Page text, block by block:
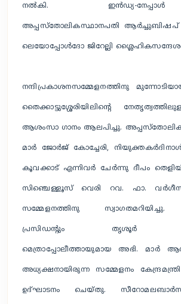
നൽകി. ഇൻഡ്യ-നേപ്പാൾ
അപ്പസ്തോലികസ്ഥാനപതി
ലെയോപ്പോൾദോ ജിറേല്ലി
നന്ദിപ്രകാശനസമ്മേളനത്തിനു
തൈക്കാട്ടുശ്ശേരിയിലിൻ്റെ
ആശംസാ ഗാനം ആലപിച്ചു.
മാർ ജോർജ് കോച്ചേരി,
കൂവക്കാട് എന്നിവർ ചേർന്നു ദീപം
സിഞ്ചെള്ളൂസ് വെരി റവ. ഫാ.
സമ്മേളനത്തിനു
പ്രസിഡന്റും തൃശൂർ
മെത്രാപ്പോലീത്തായുമായ അഭി. മാർ
അധ്യക്ഷനായിരുന്ന സമ്മേളനം
ഉദ്ഘാടനം ചെയ്തു.